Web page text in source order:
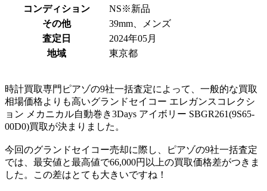
コンディション
NS※新品
その他
39mm、メンズ
査定日
2024年05月
地域
東京都
時計買取専門ピアゾの9社一括査定によって、一般的な買取
相場価格よりも高いグランドセイコー エレガンスコレクシ
ョン メカニカル自動巻き3Days アイボリー SBGR261(9S65-
00D0)買取が決まりました。
今回のグランドセイコー売却に際し、ピアゾの9社一括査定
では、最安値と最高値で66,000円以上の買取価格差がつきま
した。この差はとても大きいですね！